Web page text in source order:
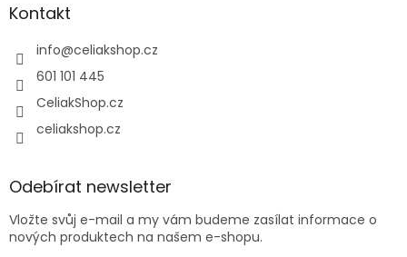
Kontakt
info@celiakshop.cz
601 101 445
CeliakShop.cz
celiakshop.cz
Odebírat newsletter
Vložte svůj e-mail a my vám budeme zasílat informace o
nových produktech na našem e-shopu.